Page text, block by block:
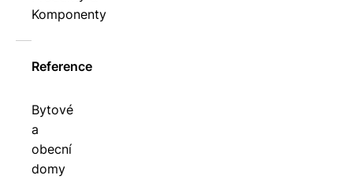
Komponenty
Reference
Bytové
a
obecní
domy